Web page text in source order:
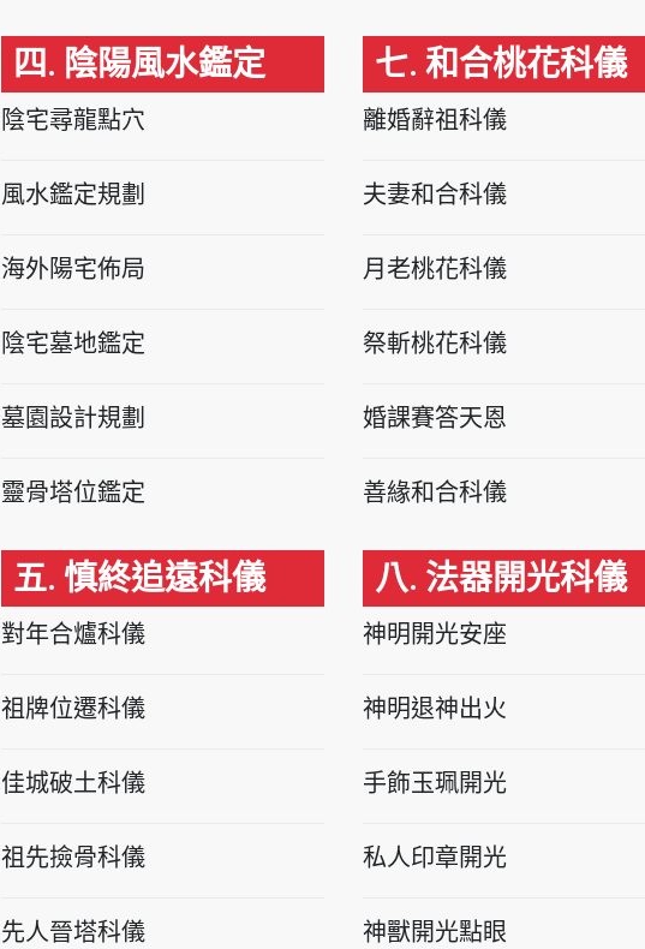
四. 陰陽風水鑑定
陰宅尋龍點穴
風水鑑定規劃
海外陽宅佈局
陰宅墓地鑑定
墓園設計規劃
靈骨塔位鑑定
五. 慎終追遠科儀
對年合爐科儀
祖牌位遷科儀
佳城破土科儀
祖先撿骨科儀
先人晉塔科儀
七. 和合桃花科儀
離婚辭祖科儀
夫妻和合科儀
月老桃花科儀
祭斬桃花科儀
婚課賽答天恩
善緣和合科儀
八. 法器開光科儀
神明開光安座
神明退神出火
手飾玉珮開光
私人印章開光
神獸開光點眼